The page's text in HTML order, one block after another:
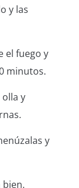
y las
el fuego y
minutos.
olla y
y
bien.